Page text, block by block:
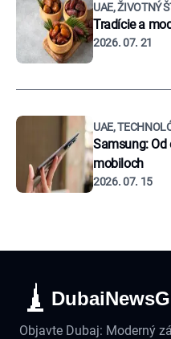
UAE, ŽIVOTNÝ
Tradície a
2026. 07. 21
UAE,
Samsung: Od
mobiloch
2026. 07. 15
Objavte Dubaj: Moderný